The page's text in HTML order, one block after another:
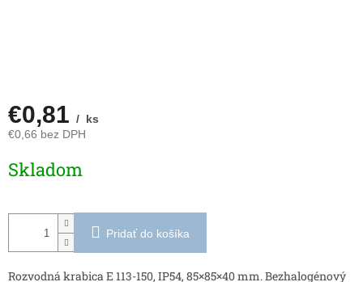
€0,81 / ks
€0,66 bez DPH
cena:
Skladom
Pridať do košíka
Rozvodná krabica E 113-150, IP54, 85×85×40 mm. Bezhalogénový